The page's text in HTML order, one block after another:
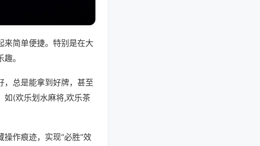
来简单便捷。特别是在大
。
，总是能拿到好牌，甚至
如(欢乐划水麻将,欢乐茶
作痕迹，实现“必胜”效